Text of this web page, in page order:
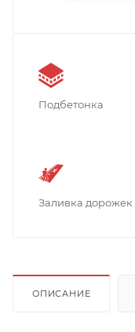
Подбетонка
Заливка дорожек
ОПИСАНИЕ